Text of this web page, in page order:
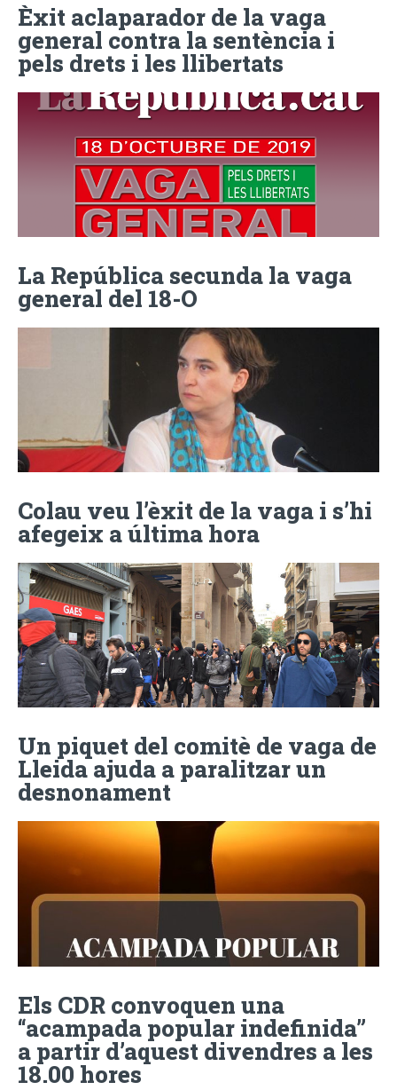
Èxit aclaparador de la vaga
general contra la sentència i
pels drets i les llibertats
La República secunda la vaga
general del 18-O
Colau veu l’èxit de la vaga i s’hi
afegeix a última hora
Un piquet del comitè de vaga de
Lleida ajuda a paralitzar un
desnonament
Els CDR convoquen una
“acampada popular indefinida”
a partir d’aquest divendres a les
18.00 hores